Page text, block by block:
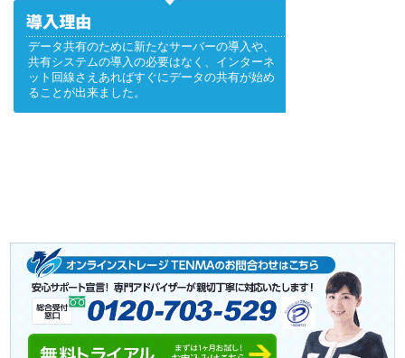
データ共有のために新たなサーバーの導入や、
共有システムの導入の必要はなく、インターネ
ット回線さえあればすぐにデータの共有が始め
ることが出来ました。